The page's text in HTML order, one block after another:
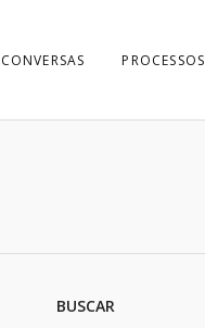
CONVERSAS PROCESSOS
BUSCAR